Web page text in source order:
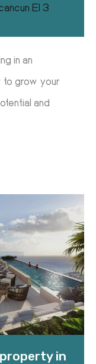
El 3
in an
to grow your
and
in